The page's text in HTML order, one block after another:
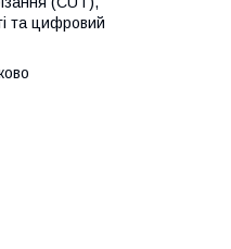
та цифровий